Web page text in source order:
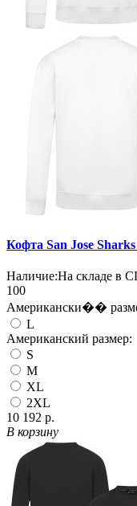
Кофта San Jose
Наличие:На складе в
100
Американски��
L
Американский размер:
S
M
XL
2XL
10 192 р.
В корзину